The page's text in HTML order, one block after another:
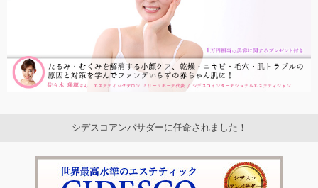
シデスコアンバサダーに任命されました！